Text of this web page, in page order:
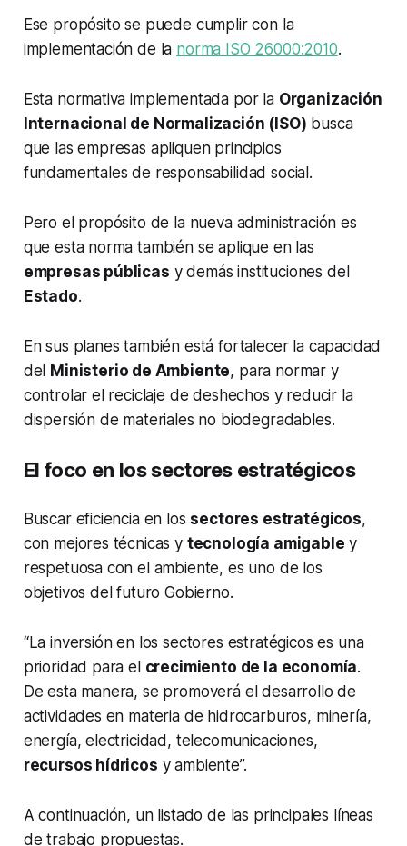
Ese propósito se puede cumplir con la
implementación de la norma ISO 26000:2010.
Esta normativa implementada por la Organización
Internacional de Normalización (ISO) busca
que las empresas apliquen principios
fundamentales de responsabilidad social.
Pero el propósito de la nueva administración es
que esta norma también se aplique en las
empresas públicas y demás instituciones del
Estado.
En sus planes también está fortalecer la capacidad
del Ministerio de Ambiente, para normar y
controlar el reciclaje de deshechos y reducir la
dispersión de materiales no biodegradables.
El foco en los sectores estratégicos
Buscar eficiencia en los sectores estratégicos,
con mejores técnicas y tecnología amigable y
respetuosa con el ambiente, es uno de los
objetivos del futuro Gobierno.
“La inversión en los sectores estratégicos es una
prioridad para el crecimiento de la economía.
De esta manera, se promoverá el desarrollo de
actividades en materia de hidrocarburos, minería,
energía, electricidad, telecomunicaciones,
recursos hídricos y ambiente”.
A continuación, un listado de las principales líneas
de trabajo propuestas.